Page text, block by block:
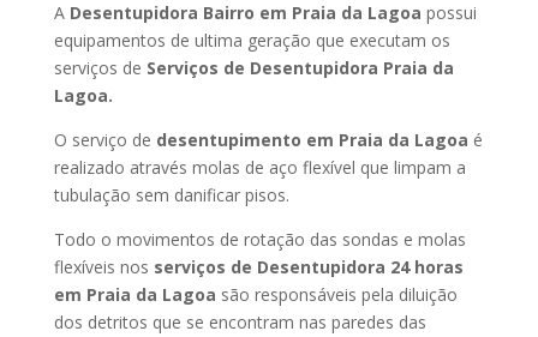
A Desentupidora Bairro em Praia da Lagoa possui
equipamentos de ultima geração que executam os
serviços de Serviços de Desentupidora Praia da
Lagoa.
O serviço de desentupimento em Praia da Lagoa é
realizado através molas de aço flexível que limpam a
tubulação sem danificar pisos.
Todo o movimentos de rotação das sondas e molas
flexíveis nos serviços de Desentupidora 24 horas
em Praia da Lagoa são responsáveis pela diluição
dos detritos que se encontram nas paredes das